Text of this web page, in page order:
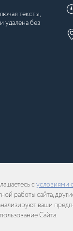
тексты,
удалена без
с условиями
работы сайта,
ваши
Сайта.